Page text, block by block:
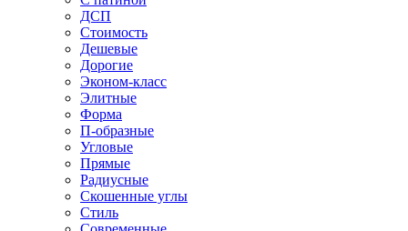
ДСП
Стоимость
Дешевые
Дорогие
Эконом-класс
Элитные
Форма
П-образные
Угловые
Прямые
Радиусные
Скошенные углы
Стиль